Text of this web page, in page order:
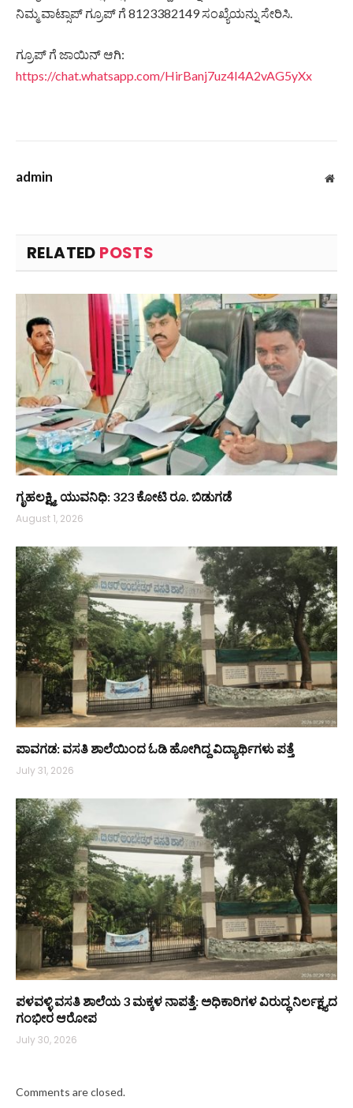
ನಿಮ್ಮ ವಾಟ್ಸಾಪ್ ಗ್ರೂಪ್ ಗೆ 8123382149 ಸಂಖ್ಯೆಯನ್ನು ಸೇರಿಸಿ.
ಗ್ರೂಪ್ ಗೆ ಜಾಯಿನ್ ಆಗಿ:
https://chat.whatsapp.com/HirBanj7uz4I4A2vAG5yXx
admin
RELATED POSTS
ಗೃಹಲಕ್ಷ್ಮಿ, ಯುವನಿಧಿ: 323 ಕೋಟಿ ರೂ. ಬಿಡುಗಡೆ
August 1, 2026
ಪಾವಗಡ: ವಸತಿ ಶಾಲೆಯಿಂದ ಓಡಿ ಹೋಗಿದ್ದ ವಿದ್ಯಾರ್ಥಿಗಳು ಪತ್ತೆ
July 31, 2026
ಪಳವಳ್ಳಿ ವಸತಿ ಶಾಲೆಯ 3 ಮಕ್ಕಳ ನಾಪತ್ತೆ: ಅಧಿಕಾರಿಗಳ ವಿರುದ್ಧ ನಿರ್ಲಕ್ಷ್ಯದ
ಗಂಭೀರ ಆರೋಪ
July 30, 2026
Comments are closed.